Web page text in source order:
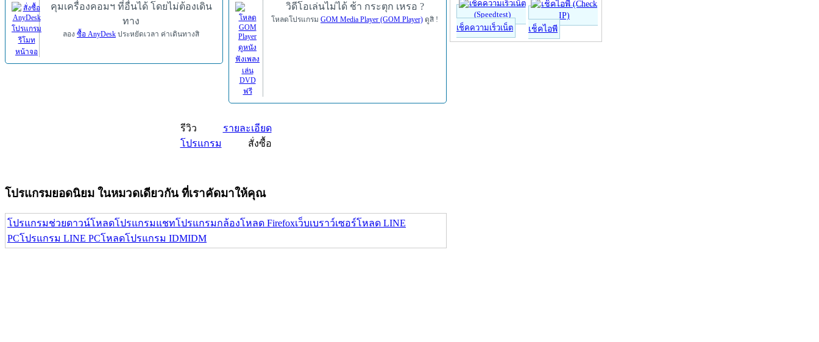
คุมเครื่องคอมฯ ที่อื่นได้ โดยไม่ต้องเดิน
ทาง
ลอง ซื้อ AnyDesk ประหยัดเวลา ค่าเดินทางสิ
วิดีโอเล่นไม่ได้ ช้า กระตุก เหรอ ?
โหลดโปรแกรม GOM Media Player (GOM Player) ดูสิ !
รีวิว
รายละเอียด
โปรแกรม
สั่งซื้อ
โปรแกรมยอดนิยม ในหมวดเดียวกัน ที่เราคัดมาให้คุณ
โปรแกรมช่วยดาวน์โหลดโปรแกรมแชทโปรแกรมกล้องโหลด Firefoxเว็บเบราว์เซอร์โหลด LINE
PCโปรแกรม LINE PCโหลดโปรแกรม IDMIDM
เช็คความเร็วเน็ต เช็คไอพี